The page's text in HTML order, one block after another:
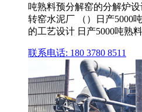
吨熟料预分解窑的分解炉
转窑水泥厂 （）日产5000
的工艺设计 日产5000吨熟
联系电话: 180 3780 8511